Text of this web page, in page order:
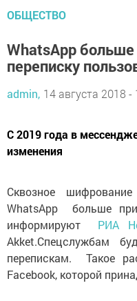
ОБЩЕСТВО
WhatsApp
переписку
admin, 14 августа 2018 -
С 2019 года в
изменения
Сквозное
WhatsApp больше
информируют РИА
Akket.Спецслужбам
перепискам. Такое
Facebook, которой